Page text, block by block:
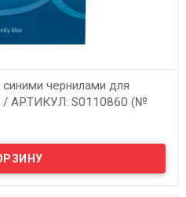
чернилами для
/ АРТИКУЛ: S0110860 (№